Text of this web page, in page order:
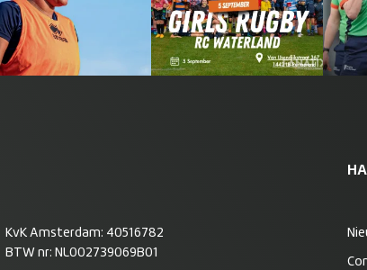
KvK Amsterdam: 40516782
BTW nr: NL002739069B01